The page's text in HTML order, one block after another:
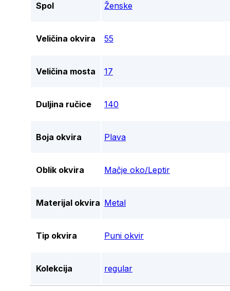
Spol Ženske
Veličina okvira 55
Veličina mosta 17
Duljina ručice 140
Boja okvira Plava
Oblik okvira Mačje oko/Leptir
Materijal okvira Metal
Tip okvira Puni okvir
Kolekcija regular